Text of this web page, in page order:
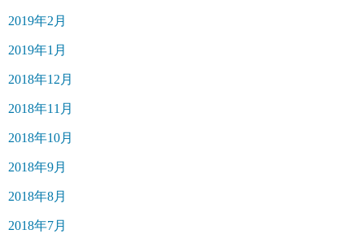
2019年2月
2019年1月
2018年12月
2018年11月
2018年10月
2018年9月
2018年8月
2018年7月